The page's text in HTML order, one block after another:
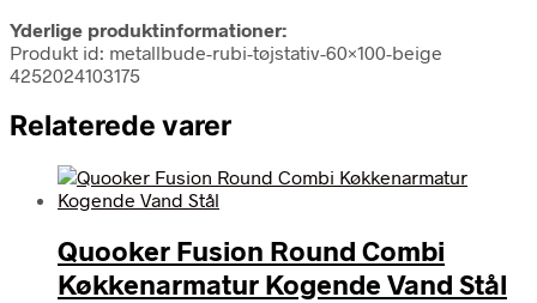
Yderlige produktinformationer:
Produkt id: metallbude-rubi-tøjstativ-60×100-beige
4252024103175
Relaterede varer
Quooker Fusion Round Combi
Køkkenarmatur Kogende Vand Stål